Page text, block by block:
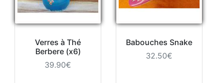
Verres à Thé
Berbere (x6)
39.90€
Babouches Snake
32.50€